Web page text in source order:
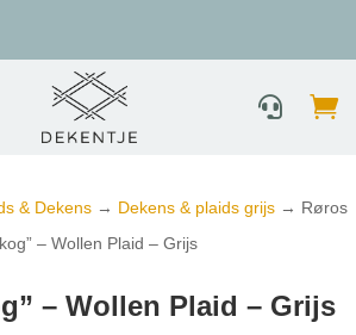
& Dekens → Dekens & plaids grijs → Røros
– Wollen Plaid – Grijs
– Wollen Plaid – Grijs